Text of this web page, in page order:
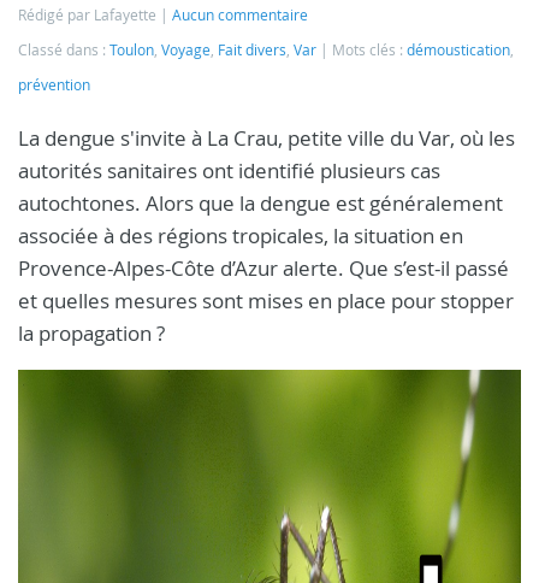
Rédigé par Lafayette
Aucun commentaire
Classé dans : Toulon, Voyage, Fait divers, Var Mots clés : démoustication,
prévention
La dengue s'invite à La Crau, petite ville du Var, où les
autorités sanitaires ont identifié plusieurs cas
autochtones. Alors que la dengue est généralement
associée à des régions tropicales, la situation en
Provence-Alpes-Côte d’Azur alerte. Que s’est-il passé
et quelles mesures sont mises en place pour stopper
la propagation ?